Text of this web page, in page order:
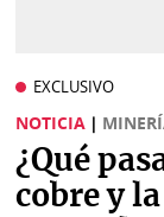
EXCLUSIVO
NOTICIA |
¿Qué
cobre y